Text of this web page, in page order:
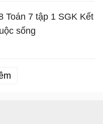
Toán 7 tập 1 SGK Kết
sống